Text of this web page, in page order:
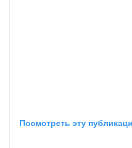
Посмотреть эту